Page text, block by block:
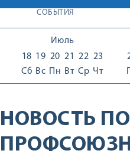
СОБЫТИЯ
Июль
18
Сб
19
Вс
20
Пн
21
Вт
22
Ср
23
Чт
НОВОСТЬ